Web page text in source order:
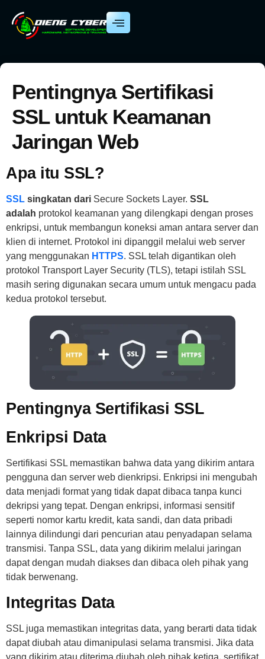
Pentingnya Sertifikasi
SSL untuk Keamanan
Jaringan Web
Apa itu SSL?
SSL singkatan dari Secure Sockets Layer. SSL
adalah protokol keamanan yang dilengkapi dengan proses
enkripsi, untuk membangun koneksi aman antara server dan
klien di internet. Protokol ini dipanggil melalui web server
yang menggunakan HTTPS. SSL telah digantikan oleh
protokol Transport Layer Security (TLS), tetapi istilah SSL
masih sering digunakan secara umum untuk mengacu pada
kedua protokol tersebut.
Pentingnya Sertifikasi SSL
Enkripsi Data
Sertifikasi SSL memastikan bahwa data yang dikirim antara
pengguna dan server web dienkripsi. Enkripsi ini mengubah
data menjadi format yang tidak dapat dibaca tanpa kunci
dekripsi yang tepat. Dengan enkripsi, informasi sensitif
seperti nomor kartu kredit, kata sandi, dan data pribadi
lainnya dilindungi dari pencurian atau penyadapan selama
transmisi. Tanpa SSL, data yang dikirim melalui jaringan
dapat dengan mudah diakses dan dibaca oleh pihak yang
tidak berwenang.
Integritas Data
SSL juga memastikan integritas data, yang berarti data tidak
dapat diubah atau dimanipulasi selama transmisi. Jika data
yang dikirim atau diterima diubah oleh pihak ketiga, sertifikat